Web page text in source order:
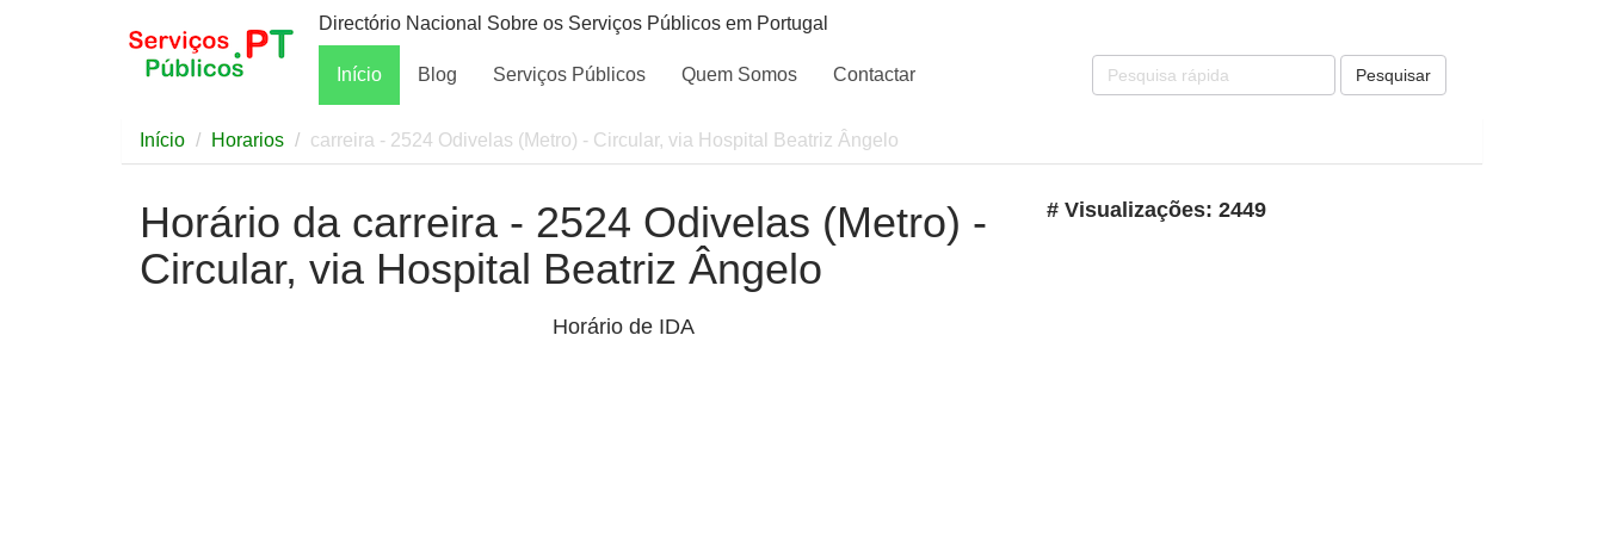
Directório Nacional Sobre os Serviços Públicos em Portugal
Início Blog Serviços Públicos Quem Somos Contactar Pesquisar
Início Horarios carreira - 2524 Odivelas (Metro) - Circular, via Hospital Beatriz Ângelo
Horário da carreira - 2524 Odivelas (Metro) -
Circular, via Hospital Beatriz Ângelo
Horário de IDA
# Visualizações: 2449